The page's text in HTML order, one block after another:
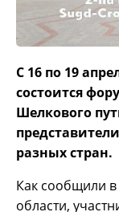
С 16 по 19
состоится
Шелкового
разных стран.
Как сообщили в
области,